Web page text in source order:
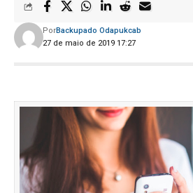
27 de maio de 2019 17:27
PorBackupado Odapukcab